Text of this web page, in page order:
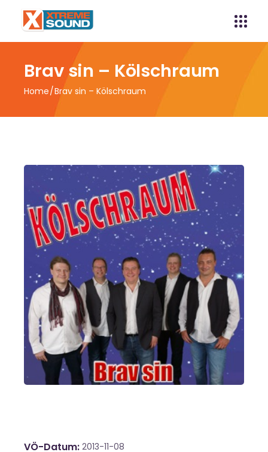
Brav sin – Kölschraum
Home Brav sin – Kölschraum
VÖ-Datum 2013-11-08